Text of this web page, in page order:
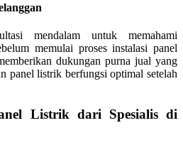
mendalam untuk memahami
memulai proses instalasi panel
dukungan purna jual yang
panel listrik berfungsi optimal setelah
Listrik dari Spesialis di